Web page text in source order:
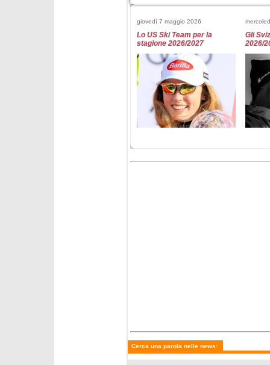
giovedì 7 maggio 2026
Lo US Ski Team per la
stagione 2026/2027
Gli
2026/
- slalom maschile
-
Cerca una parola nelle news: